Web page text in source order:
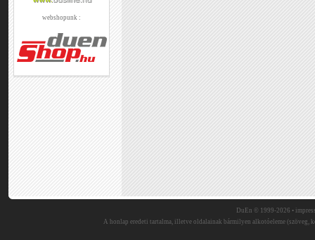
webshopunk :
DuEn © 1999-2026 •
A honlap eredeti tartalma, illetve oldalainak bármilyen alkotóeleme (szöveg,